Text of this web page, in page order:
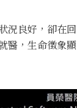
況良好，卻在回
醫，生命徵象顯